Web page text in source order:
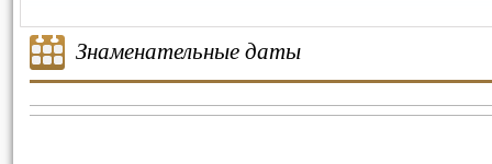
Знаменательные даты